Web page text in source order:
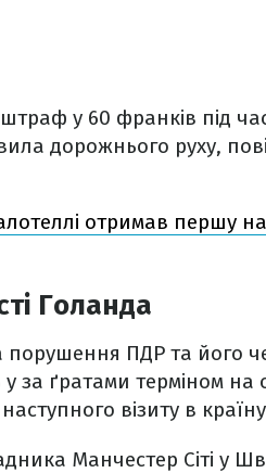
у 60 франків під
дорожнього руху,
отримав першу
Голанда
порушення ПДР та його
за ґратами терміном на
візиту в
Манчестер Сіті у